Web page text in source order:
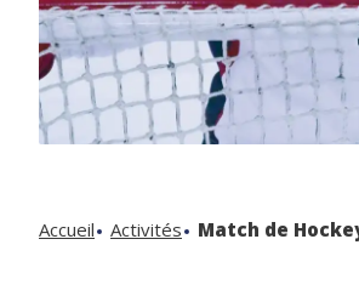
Accueil Activités Match de